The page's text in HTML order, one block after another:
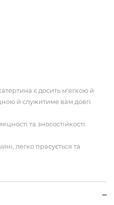
є досить м'ягкою й
й служитиме вам довгі
та зносостійкості.
легко прасується та